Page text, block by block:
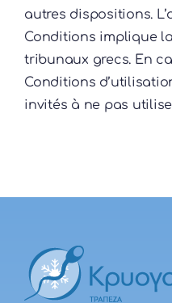
autres dispositions.
Conditions implique
tribunaux grecs. En
Conditions
invités à ne pas